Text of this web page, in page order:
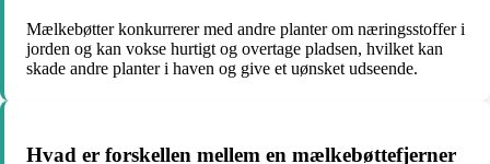
Mælkebøtter konkurrerer med andre planter om næringsstoffer i
jorden og kan vokse hurtigt og overtage pladsen, hvilket kan
skade andre planter i haven og give et uønsket udseende.
Hvad er forskellen mellem en mælkebøttefjerner